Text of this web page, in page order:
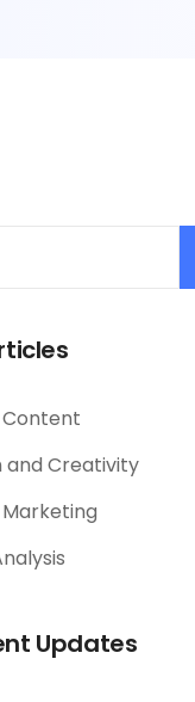
and Creativity
Updates